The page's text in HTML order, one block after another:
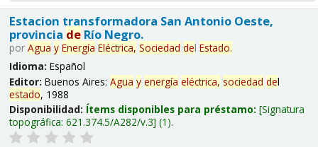
Estacion transformadora San Antonio Oeste,
provincia deRío Negro.
por Agua y Energía Eléctrica, Sociedad del Estado.
Idioma: Español
Editor: Buenos Aires: Agua y energía eléctrica, sociedad del
estado, 1988
Disponibilidad: Ítems disponibles para préstamo: Signatura
topográfica: 621.374.5/A282/v.3 (1).